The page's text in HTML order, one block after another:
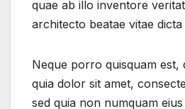
quae ab illo inventore
architecto beatae vitae
Neque porro quisquam est,
quia dolor sit amet,
sed quia non numquam eius